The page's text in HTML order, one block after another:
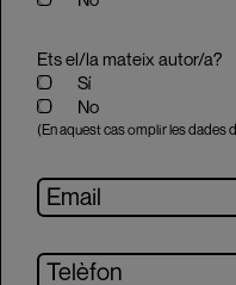
Ets el/la mateix autor/a?
Sí
No
(En aquest cas omplir les dades